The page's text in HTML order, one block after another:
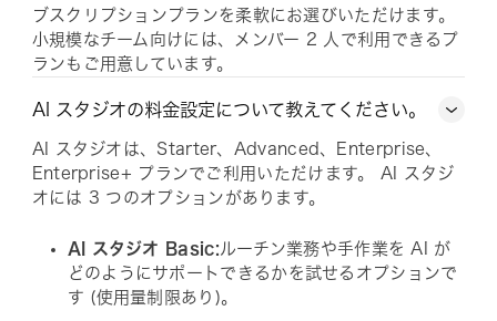
ブスクリプションプランを柔軟にお選びいただけます。
小規模なチーム向けには、メンバー 2 人で利用できるプ
ランもご用意しています。
AI スタジオの料金設定について教えてください。
AI スタジオは、Starter、Advanced、Enterprise、
Enterprise+ プランでご利用いただけます。 AI スタジ
オには 3 つのオプションがあります。
AI スタジオ Basic: ルーチン業務や手作業を AI が
どのようにサポートできるかを試せるオプションで
す (使用量制限あり)。